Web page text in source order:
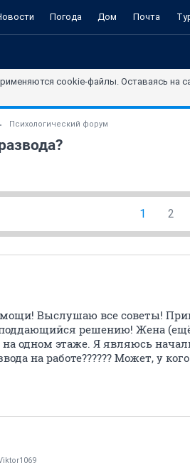
Погода Дом Почта
cookie-файлы. Оставаясь на
Психологический форум
1 2
Выслушаю все советы!
поддающийся решению! Жена
одном этаже. Я являюсь
на работе?????? Может, у